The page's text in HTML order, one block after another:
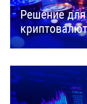
Решение
криптовалют